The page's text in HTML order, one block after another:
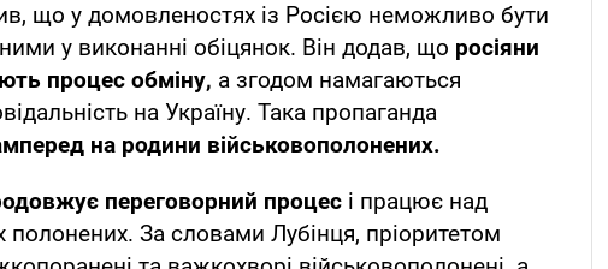
що у домовленостях із Росією неможливо бути
у виконанні обіцянок. Він додав, що росіяни
процес обміну, а згодом намагаються
на Україну. Така пропаганда
на родини військовополонених.
переговорний процес і працює над
полонених. За словами Лубінця, пріоритетом